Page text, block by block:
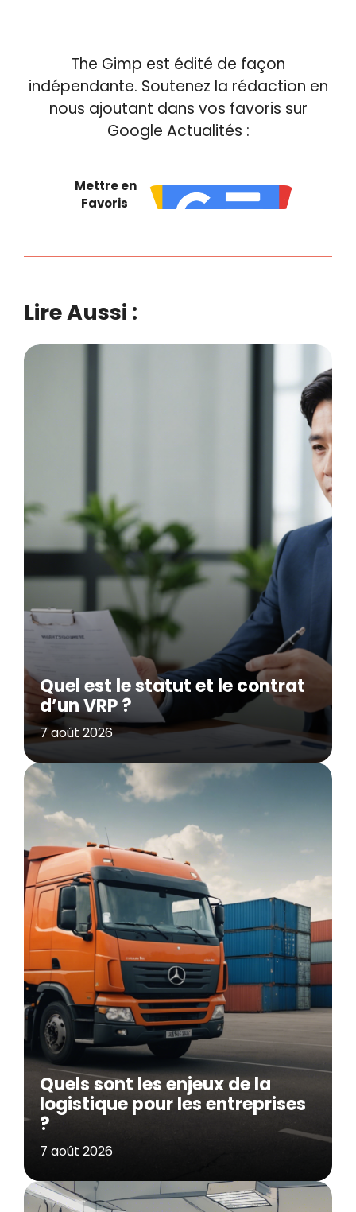
The Gimp est édité de façon
indépendante. Soutenez la rédaction en
nous ajoutant dans vos favoris sur
Google Actualités :
Mettre en
Favoris
Lire Aussi :
Quel est le statut et le contrat
d’un VRP ?
7 août 2026
Quels sont les enjeux de la
logistique pour les entreprises
?
7 août 2026